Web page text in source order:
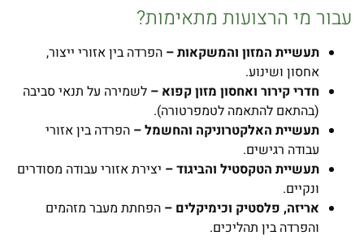
עבור מי הרצועות מתאימות?
תעשיית המזון והמשקאות – הפרדה בין אזורי ייצור,
אחסון ושינוע.
חדרי קירור ואחסון מזון קפוא – לשמירה על תנאי סביבה
(בהתאם להתאמה לטמפרטורה).
תעשיית האלקטרוניקה והחשמל – הפרדה בין אזורי
עבודה רגישים.
תעשיית הטקסטיל והביגוד – יצירת אזורי עבודה מסודרים
ונקיים.
אריזה, פלסטיק וכימיקלים – הפחתת מעבר מזהמים
והפרדה בין תהליכים.